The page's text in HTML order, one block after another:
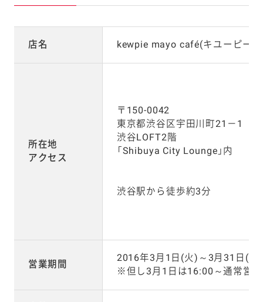
店名 kewpie mayo café(キユーピー・
所在地
アクセス
〒150-0042
東京都渋谷区宇田川町21－1
渋谷LOFT2階
「Shibuya City Lounge」内
渋谷駅から徒歩約3分
営業期間
2016年3月1日(火)～3月31日(木)
※但し3月1日は16:00～通常営業